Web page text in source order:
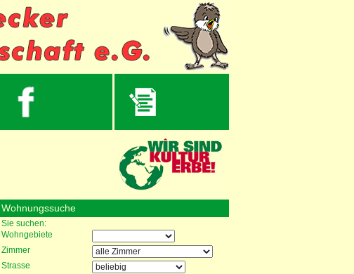
Wohnungssuche
Sie suchen:
Wohngebiete
Zimmer
Strasse